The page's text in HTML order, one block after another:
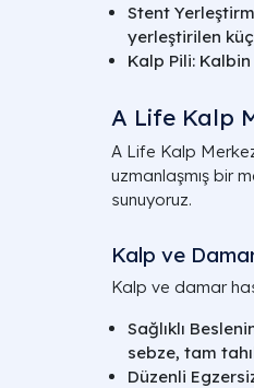
Stent
yerleştirilen
Kalp Pili:
A Life Kalp
A Life Kalp
uzmanlaşmış bir
sunuyoruz.
Kalp ve
Kalp ve damar
Sağlıklı
sebze, tam
Düzenli